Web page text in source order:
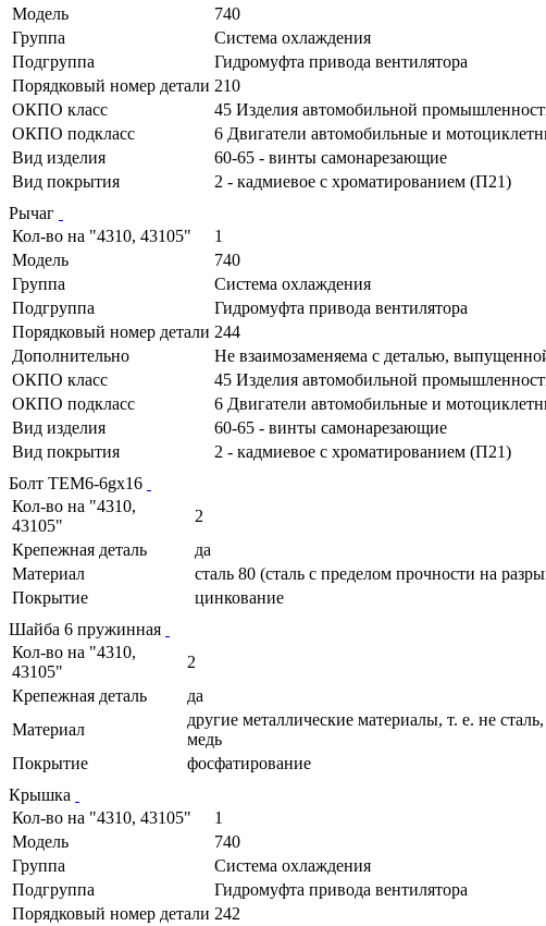
Модель
740
Группа
Система охлаждения
Подгруппа
Гидромуфта привода вентилятора
Порядковый номер детали 210
ОКПО класс
45 Изделия автомобильной
ОКПО подкласс
6 Двигатели автомобильные и
Вид изделия
60-65 - винты самонарезающие
Вид покрытия
2 - кадмиевое с хроматированием (П21)
Рычаг
Кол-во на "4310, 43105"
1
Модель
740
Группа
Система охлаждения
Подгруппа
Гидромуфта привода вентилятора
Порядковый номер детали 244
Дополнительно
Не взаимозаменяема с деталью,
ОКПО класс
45 Изделия автомобильной
ОКПО подкласс
6 Двигатели автомобильные и
Вид изделия
60-65 - винты самонарезающие
Вид покрытия
2 - кадмиевое с хроматированием (П21)
Болт ТЕМ6-6gх16
Кол-во на "4310,
43105"
2
Крепежная деталь
да
Материал
сталь 80 (сталь с пределом прочности на
Покрытие
цинкование
Шайба 6 пружинная
Кол-во на "4310,
43105"
2
Крепежная деталь
да
Материал
другие металлические материалы, т. е. не
медь
Покрытие
фосфатирование
Крышка
Кол-во на "4310, 43105"
1
Модель
740
Группа
Система охлаждения
Подгруппа
Гидромуфта привода вентилятора
Порядковый номер детали 242